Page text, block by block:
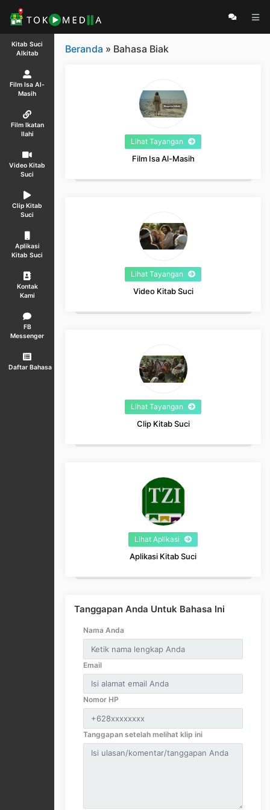
Kitab Suci
Alkitab
Film Isa Al-
Masih
Film Ikatan
Ilahi
Video Kitab
Suci
Clip Kitab
Suci
Aplikasi
Kitab Suci
Kontak
Kami
FB
Messenger
Daftar Bahasa
Beranda » Bahasa Biak
Lihat Tayangan
Film Isa Al-Masih
Lihat Tayangan
Video Kitab Suci
Lihat Tayangan
Clip Kitab Suci
Lihat Aplikasi
Aplikasi Kitab Suci
Tanggapan Anda Untuk Bahasa Ini
Nama Anda
Email
Nomor HP
Tanggapan setelah melihat klip ini